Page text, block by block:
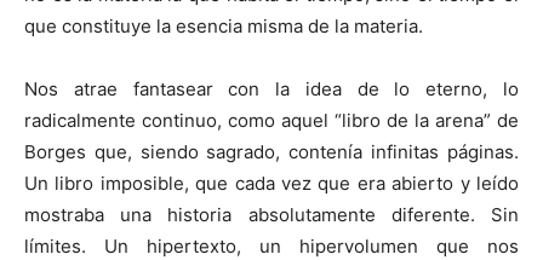
que constituye la esencia misma de la materia.
Nos atrae fantasear con la idea de lo eterno, lo
radicalmente continuo, como aquel “libro de la arena” de
Borges que, siendo sagrado, contenía infinitas páginas.
Un libro imposible, que cada vez que era abierto y leído
mostraba una historia absolutamente diferente. Sin
límites. Un hipertexto, un hipervolumen que nos